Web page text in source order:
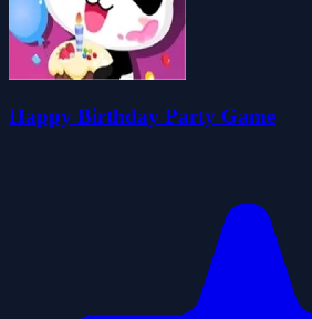
Happy Birthday Party Game